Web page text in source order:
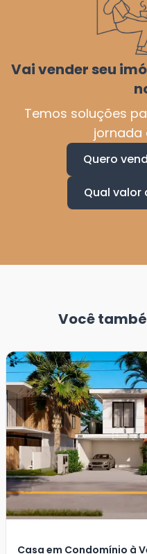
Vai vender seu
Temos soluções
jornada
Quero
Qual valor
Você
Casa em Condomínio à